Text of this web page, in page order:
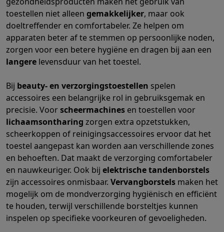
PlayStation PlayStation 5PS5 gamesPS4 gamesPlaystation
NintendoNintendo Switch 2Nintendo Switch games
XboxXbox gamesXbox controllers Xbox headsetsXbox
PC gamingGaming laptops Gaming PCGaming monitors
Gaming setupGaming headsetsGaming microfoons
SmartwatchesSmartwatchesActivity TrackersBandjes
MobiliteitElektrische stepsDashcamsGPSCoyoteElektrische
Veiligheid & beschermingBewakingscamera'sAlarmsystemen
Contactloos betalenBetaalterminalsAccessoires SumUp
Omgeving & comfortVerlichtingPlug & play zonnepanelen
EntertainmentSmart TVSmart speakersGoogle TV Streamer
KeukenSlimme koelkastenSlimme vaatwassersSlimme
Huishouden & gezondheid Slimme wasmachines
Eco producten
Ecocheques
Info ecocheques Alle eco producten Alle eco promoties
Refurbished
toestellen niet alleen gemakkelijker, maar ook
doeltreffender en comfortabeler. Ze helpen om
apparaten beter af te stemmen op persoonlijke noden,
zorgen voor een betere hygiëne en dragen bij aan een
langere levensduur van het toestel.
Bij beauty- en verzorgingstoestellen spelen
accessoires een belangrijke rol in gebruiksgemak en
precisie. Voorscheermachines en toestellen voor
lichaamsontharing zorgen extra opzetstukken,
scheerkoppen of reinigingsaccessoires ervoor dat het
toestel aangepast kan worden aan verschillende zones
en behoeften. Dat maakt de verzorging comfortabeler
en nauwkeuriger. Ook bij elektrische tandenborstels
zijn accessoires onmisbaar. Vervangborstels maken het
mogelijk om de mondverzorging hygiënisch en efficiënt
te houden, terwijl verschillende borsteltjes kunnen
inspelen op specifieke voorkeuren of gevoeligheden.